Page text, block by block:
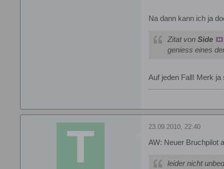
Na dann kann ich ja
Zitat von Side
geniess eines
Auf jeden Fall! Merk
23.09.2010, 22:40
AW: Neuer Bruchpilot
leider nicht